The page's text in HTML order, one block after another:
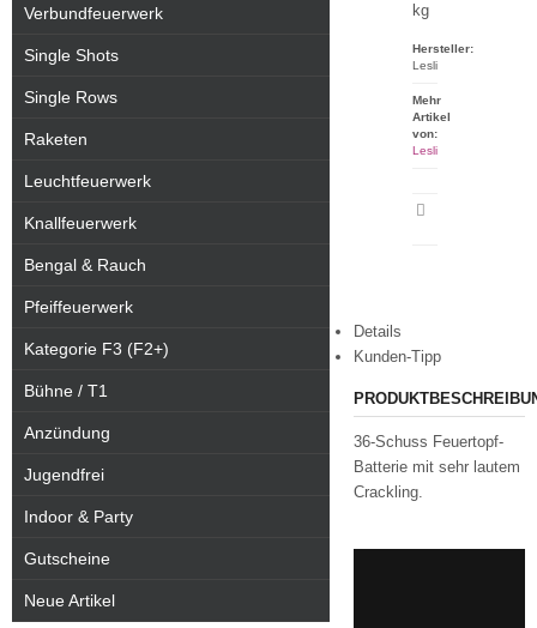
kg
Hersteller:
Lesli
Mehr
Artikel
von:
Lesli
Details
Kunden-Tipp
36-Schuss Feuertopf-
Batterie mit sehr lautem
Crackling.
Verbundfeuerwerk
Single Shots
Single Rows
Raketen
Leuchtfeuerwerk
Knallfeuerwerk
Bengal & Rauch
Pfeiffeuerwerk
Kategorie F3 (F2+)
Bühne / T1
Anzündung
Jugendfrei
Indoor & Party
Gutscheine
Neue Artikel